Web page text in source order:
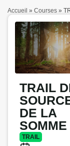
Accueil » Courses »
TRAIL
DE LA
SOMME
TRAIL